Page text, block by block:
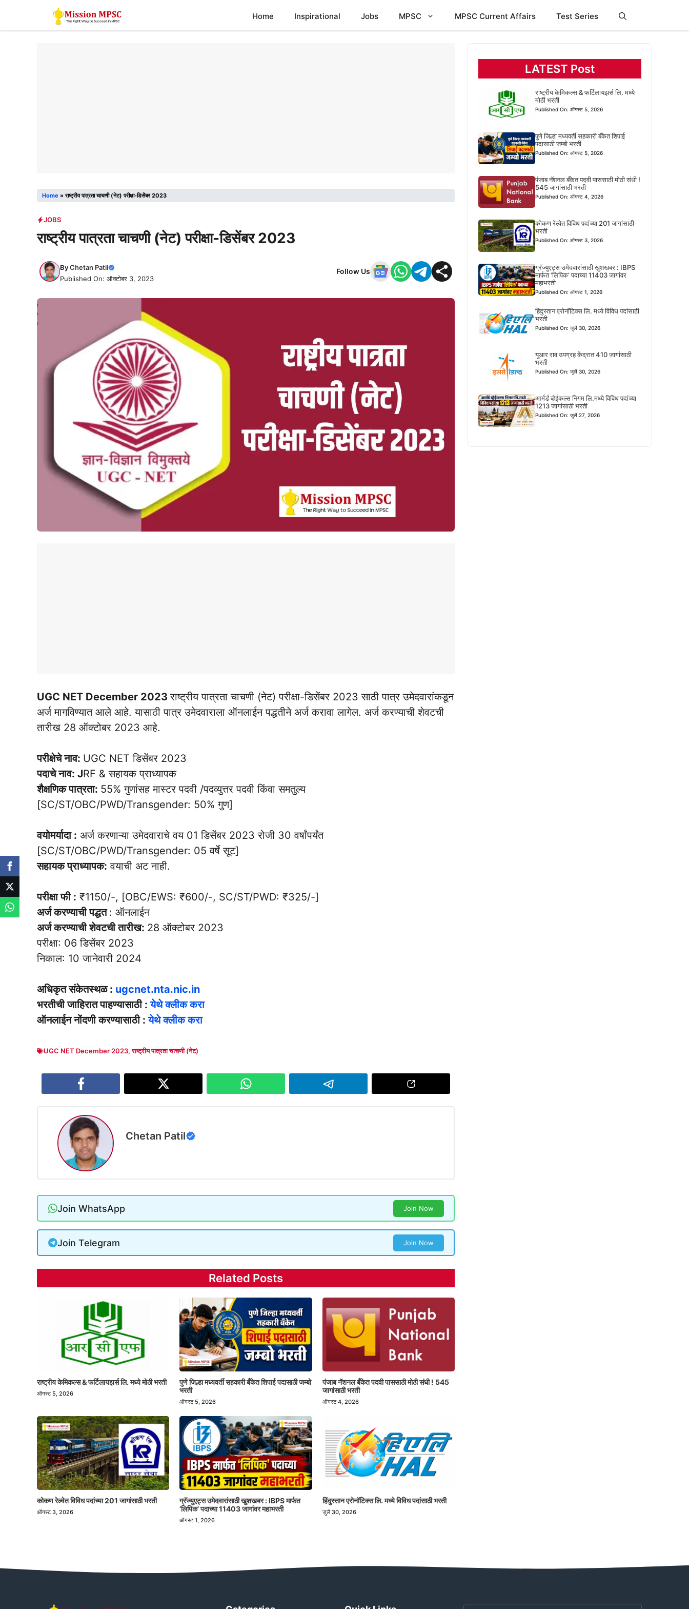
Home Inspirational Jobs MPSC MPSC Current Affairs Test Series
Home »राष्ट्रीय पात्रता चाचणी (नेट) परीक्षा-डिसेंबर 2023
JOBS
राष्ट्रीय पात्रता चाचणी (नेट) परीक्षा-डिसेंबर 2023
ByChetan Patil
Published On: ऑक्टोबर 3, 2023
Follow Us
UGC NET December 2023राष्ट्रीय पात्रता चाचणी (नेट) परीक्षा-डिसेंबर 2023 साठी पात्र उमेदवारांकडून
अर्ज मागविण्यात आले आहे. यासाठी पात्र उमेदवाराला ऑनलाईन पद्धतीने अर्ज करावा लागेल. अर्ज करण्याची शेवटची
तारीख 28 ऑक्टोबर 2023 आहे.
परीक्षेचे नाव: UGC NET डिसेंबर 2023
पदाचे नाव: JRF & सहायक प्राध्यापक
शैक्षणिक पात्रता: 55% गुणांसह मास्टर पदवी /पदव्युत्तर पदवी किंवा समतुल्य
[SC/ST/OBC/PWD/Transgender: 50% गुण]
वयोमर्यादा : अर्ज करणाऱ्या उमेदवाराचे वय 01 डिसेंबर 2023 रोजी 30 वर्षांपर्यंत
[SC/ST/OBC/PWD/Transgender: 05 वर्षे सूट]
सहायक प्राध्यापक: वयाची अट नाही.
परीक्षा फी : ₹1150/-, [OBC/EWS: ₹600/-, SC/ST/PWD: ₹325/-]
अर्ज करण्याची पद्धत: ऑनलाईन
अर्ज करण्याची शेवटची तारीख: 28 ऑक्टोबर 2023
परीक्षा: 06 डिसेंबर 2023
निकाल: 10 जानेवारी 2024
अधिकृत संकेतस्थळ : ugcnet.nta.nic.in
भरतीची जाहिरात पाहण्यासाठी : येथे क्लीक करा
ऑनलाईन नोंदणी करण्यासाठी :येथे क्लीक करा
UGC NET December 2023,राष्ट्रीय पात्रता चाचणी (नेट)
Chetan Patil
Join WhatsApp Join Now
Join Telegram Join Now
Related Posts
राष्ट्रीय केमिकल्स & फर्टिलायझर्स लि. मध्ये मोठी भरती
ऑगस्ट 5, 2026
पुणे जिल्हा मध्यवर्ती सहकारी बँकेत शिपाई पदासाठी जम्बो
भरती
ऑगस्ट 5, 2026
पंजाब नॅशनल बँकेत पदवी पाससाठी मोठी संधी ! 545
जागांसाठी भरती
ऑगस्ट 4, 2026
कोकण रेल्वेत विविध पदांच्या 201 जागांसाठी भरती
ऑगस्ट 3, 2026
ग्रॅज्युएट्स उमेदवारांसाठी खुशखबर : IBPS मार्फत
‘लिपिक’ पदाच्या 11403 जागांवर महाभरती
ऑगस्ट 1, 2026
हिंदुस्तान एरोनॉटिक्स लि. मध्ये विविध पदांसाठी भरती
जुलै 30, 2026
LATEST Post
राष्ट्रीय केमिकल्स & फर्टिलायझर्स लि. मध्ये
मोठी भरती
Published On: ऑगस्ट 5, 2026
पुणे जिल्हा मध्यवर्ती सहकारी बँकेत शिपाई
पदासाठी जम्बो भरती
Published On: ऑगस्ट 5, 2026
पंजाब नॅशनल बँकेत पदवी पाससाठी मोठी संधी !
545 जागांसाठी भरती
Published On: ऑगस्ट 4, 2026
कोकण रेल्वेत विविध पदांच्या 201 जागांसाठी
भरती
Published On: ऑगस्ट 3, 2026
ग्रॅज्युएट्स उमेदवारांसाठी खुशखबर : IBPS
मार्फत ‘लिपिक’ पदाच्या 11403 जागांवर
महाभरती
Published On: ऑगस्ट 1, 2026
हिंदुस्तान एरोनॉटिक्स लि. मध्ये विविध पदांसाठी
भरती
Published On: जुलै 30, 2026
यूआर राव उपग्रह केंद्रात 410 जागांसाठी
भरती
Published On: जुलै 30, 2026
आर्मर्ड व्हेईकल्स निगम लि.मध्ये विविध पदांच्या
1213 जागांसाठी भरती
Published On: जुलै 27, 2026